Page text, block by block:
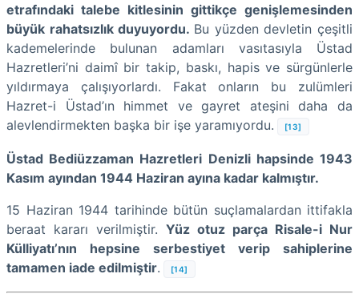
etrafındaki talebe kitlesinin gittikçe genişlemesinden
büyük rahatsızlık duyuyordu. Bu yüzden devletin çeşitli
kademelerinde bulunan adamları vasıtasıyla Üstad
Hazretleri’ni daimî bir takip, baskı, hapis ve sürgünlerle
yıldırmaya çalışıyorlardı. Fakat onların bu zulümleri
Hazret-i Üstad’ın himmet ve gayret ateşini daha da
alevlendirmekten başka bir işe yaramıyordu.
[13]
Üstad Bediüzzaman Hazretleri Denizli hapsinde 1943
Kasım ayından 1944 Haziran ayına kadar kalmıştır.
15 Haziran 1944 tarihinde bütün suçlamalardan ittifakla
beraat kararı verilmiştir. Yüz otuz parça Risale-i Nur
Külliyatı’nın hepsine serbestiyet verip sahiplerine
tamamen iade edilmiştir. [14]